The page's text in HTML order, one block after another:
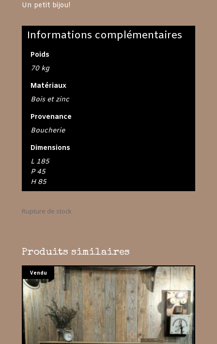
Un petit bijou!
Informations complémentaires
Poids
70 kg
Matériaux
Bois et zinc
Provenance
Boucherie
Dimensions
L 185
P 45
H 85
Rupture de stock
Produits similaires
Vendu